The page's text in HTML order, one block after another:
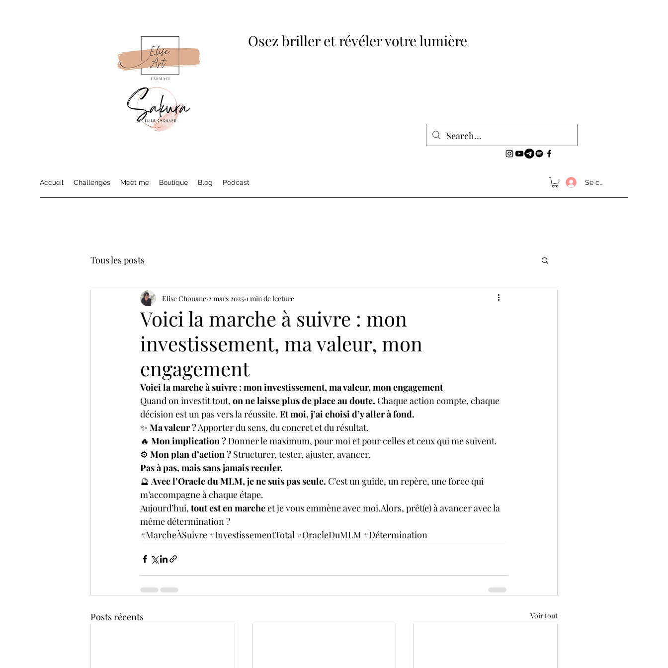
Osez briller et révéler votre lumière
Accueil Challenges Meet me Boutique Blog Podcast Se connecter
Tous les posts
Voici la marche à suivre : mon
investissement, ma valeur, mon
engagement
Elise Chouane 2 mars 2025 1 min de lecture
Voici la marche à suivre : mon investissement, ma valeur, mon engagement
Quand on investit tout, on ne laisse plus de place au doute. Chaque action compte, chaque
décision est un pas vers la réussite. Et moi, j’ai choisi d’y aller à fond.
✨ Ma valeur ? Apporter du sens, du concret et du résultat.
🔥 Mon implication ? Donner le maximum, pour moi et pour celles et ceux qui me suivent.
⚙️ Mon plan d’action ? Structurer, tester, ajuster, avancer.
Pas à pas, mais sans jamais reculer.
🔮 Avec l’Oracle du MLM, je ne suis pas seule. C’est un guide, un repère, une force qui
m’accompagne à chaque étape.
Aujourd’hui, tout est en marche et je vous emmène avec moi.Alors, prêt(e) à avancer avec la
même détermination ?
#MarcheÀSuivre #InvestissementTotal #OracleDuMLM #Détermination
Posts récents Voir tout